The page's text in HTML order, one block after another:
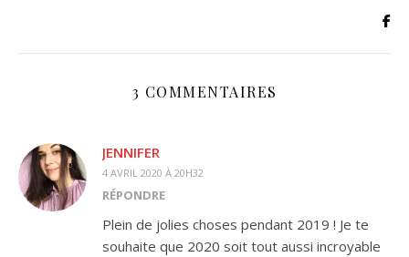
3 COMMENTAIRES
JENNIFER
4 AVRIL 2020 À 20H32
RÉPONDRE
Plein de jolies choses pendant 2019 ! Je te
souhaite que 2020 soit tout aussi incroyable